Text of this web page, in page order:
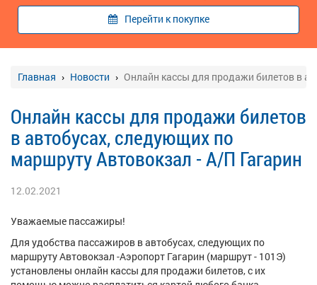
Перейти к покупке
Главная Новости Онлайн кассы для продажи билетов в
Онлайн кассы для продажи билетов
в автобусах, следующих по
маршруту Автовокзал - А/П Гагарин
12.02.2021
Уважаемые пассажиры!
Для удобства пассажиров в автобусах, следующих по
маршруту Автовокзал -Аэропорт Гагарин (маршрут - 101Э)
установлены онлайн кассы для продажи билетов, с их